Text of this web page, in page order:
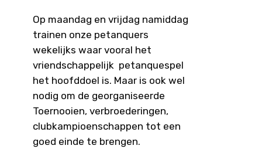
Op maandag en vrijdag namiddag
trainen onze petanquers
wekelijks waar vooral het
vriendschappelijk petanquespel
het hoofddoel is. Maar is ook wel
nodig om de georganiseerde
Toernooien, verbroederingen,
clubkampioenschappen tot een
goed einde te brengen.